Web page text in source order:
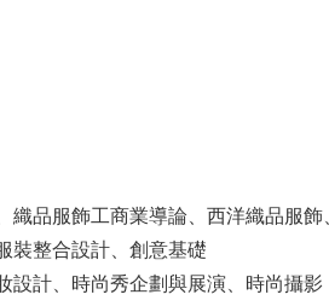
品服飾工商業導論、西洋織品服
裝整合設計、創意基礎
設計、時尚秀企劃與展演、時尚攝影